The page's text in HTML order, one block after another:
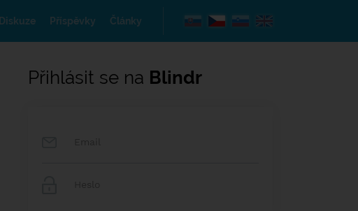
Diskuze Příspěvky Články
Přihlásit se na Blindr